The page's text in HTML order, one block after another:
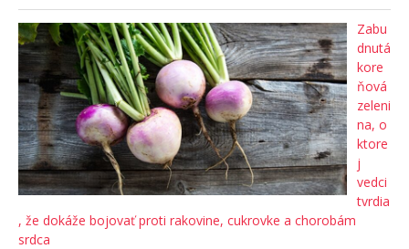
Zabu
dnutá
kore
ňová
zeleni
na, o
ktore
j
vedci
tvrdia
, že dokáže bojovať proti rakovine, cukrovke a chorobám
srdca